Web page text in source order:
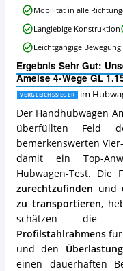
Hubwagen
erhältlich?
Ergebnis Sehr Gut:
Ameise 4-Wege GL
VERGLEICHSSIEGER im
Der Handhubwagen
überfüllten Feld
bemerkenswerten
damit ein Top-
Hubwagen-Test.
zurechtzufinden und
zu transportieren,
schätzen die
Profilstahlrahmensfür
und den
einen dauerhaften
Handhubwagen
Ameise
4-
Wege
GL
1.150
mm
Vorteile:
Was
spricht
für
diesen
Hubwagen?
Mobilität in alle
Langlebige Konstruktion
Leichtgängige Bewegung